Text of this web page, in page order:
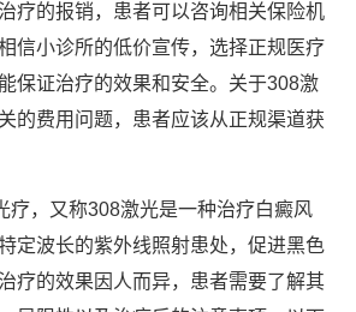
疗的报销，患者可以咨询相关保险机
信小诊所的低价宣传，选择正规医疗
保证治疗的效果和安全。关于308激
的费用问题，患者应该从正规渠道获
疗，又称308激光是一种治疗白癜风
定波长的紫外线照射患处，促进黑色
疗的效果因人而异，患者需要了解其